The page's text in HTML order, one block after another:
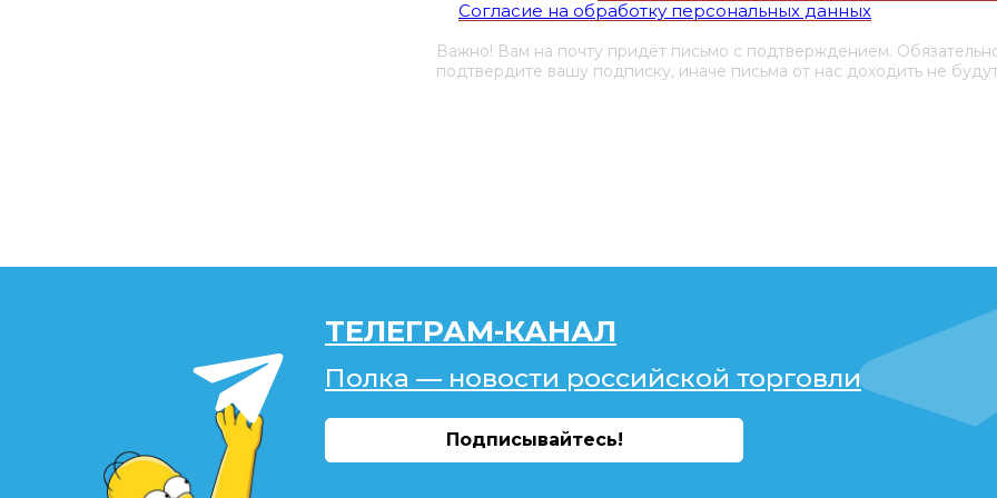
Согласие на обработку персональных данных
Важно! Вам на почту придёт письмо с подтверждением.
подтвердите вашу подписку, иначе письма от нас доходить не
ТЕЛЕГРАМ-КАНАЛ
Полка — новости российской торговли
Подписывайтесь!